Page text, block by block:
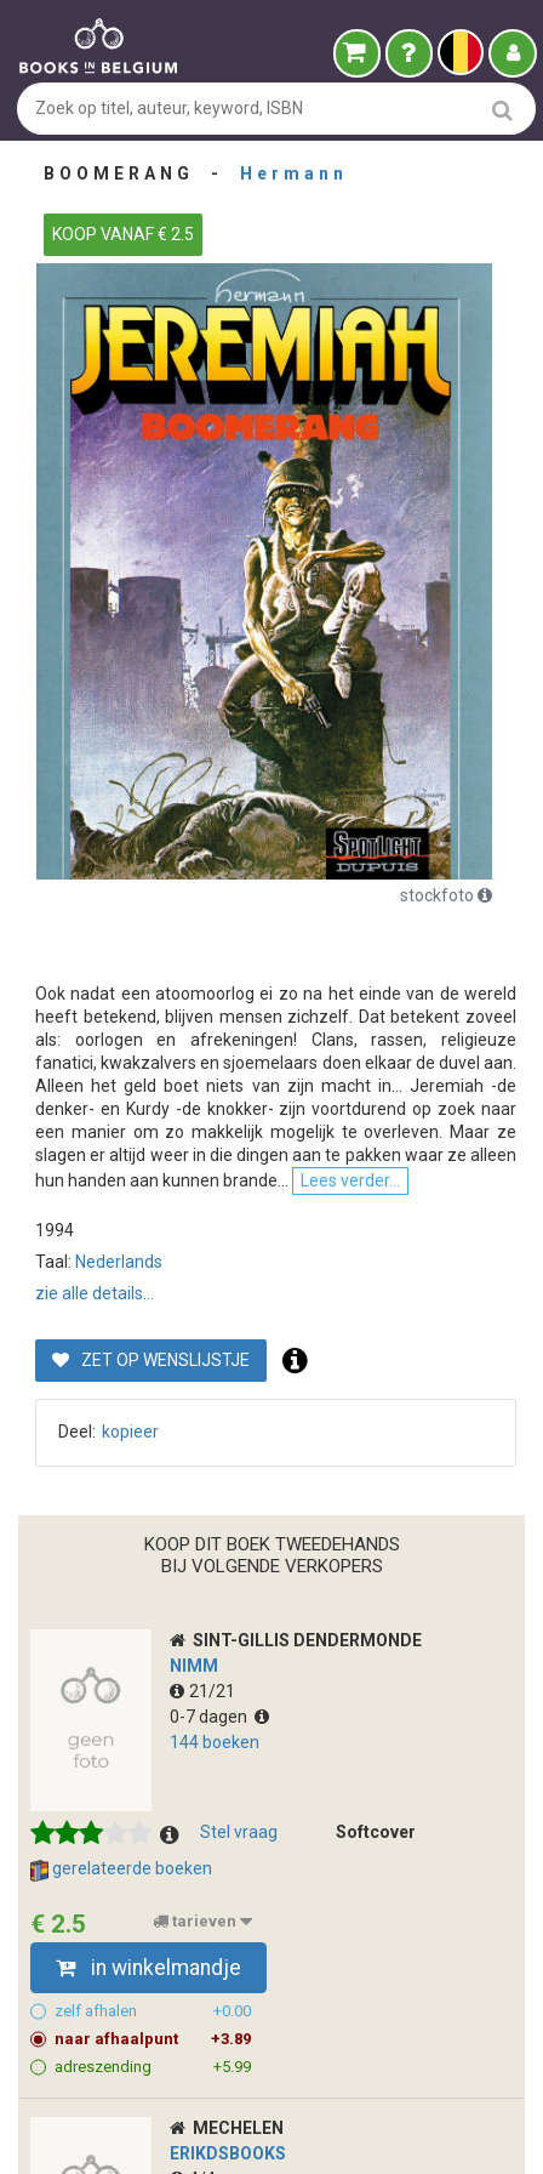
BOOMERANG - Hermann
KOOP VANAF € 2.5
stockfoto
Ook nadat een atoomoorlog ei zo na het einde van de wereld
heeft betekend, blijven mensen zichzelf. Dat betekent zoveel
als: oorlogen en afrekeningen! Clans, rassen, religieuze
fanatici, kwakzalvers en sjoemelaars doen elkaar de duvel aan.
Alleen het geld boet niets van zijn macht in... Jeremiah -de
denker- en Kurdy -de knokker- zijn voortdurend op zoek naar
een manier om zo makkelijk mogelijk te overleven. Maar ze
slagen er altijd weer in die dingen aan te pakken waar ze alleen
hun handen aan kunnen brande...
Lees verder...
1994
Taal: Nederlands
zie alle details...
ZET OP WENSLIJSTJE
Deel: kopieer
KOOP DIT BOEK TWEEDEHANDS
BIJ VOLGENDE VERKOPERS
SINT-GILLIS DENDERMONDE
NIMM
21/21
0-7 dagen
144 boeken
Stel vraag
Softcover
gerelateerde boeken
€ 2.5 tarieven
in winkelmandje
zelf afhalen
+0.00
naar afhaalpunt
+3.89
adreszending
+5.99
MECHELEN
ERIKDSBOOKS